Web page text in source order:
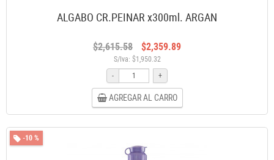
ALGABO CR.PEINAR x300ml. ARGAN
$2,615.58 $2,359.89
S/Iva: $1,950.32
-
+
AGREGAR AL CARRO
-10 %